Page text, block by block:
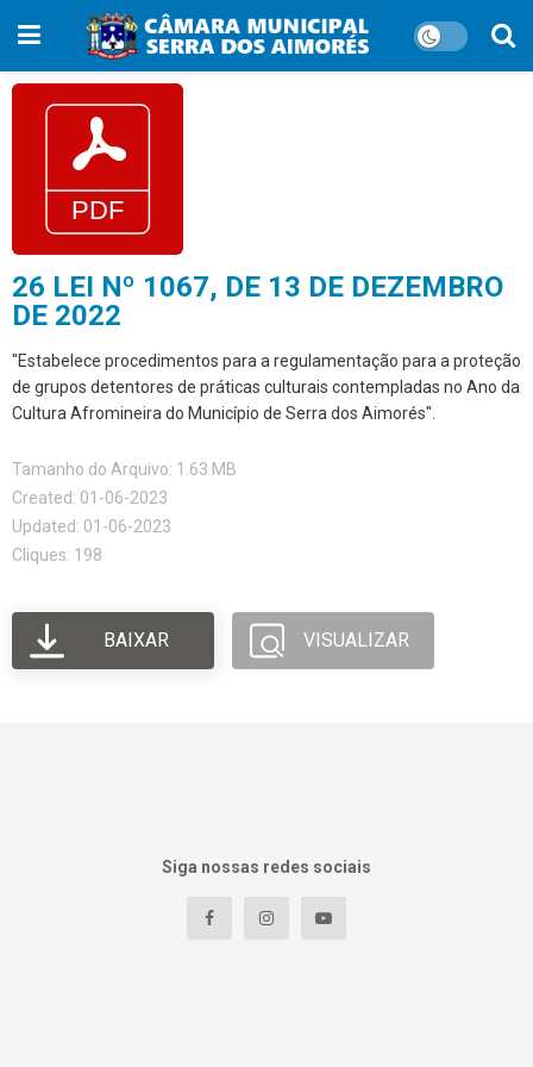
26 LEI Nº 1067, DE 13 DE DEZEMBRO
DE 2022
"Estabelece procedimentos para a regulamentação para a proteção
de grupos detentores de práticas culturais contempladas no Ano da
Cultura Afromineira do Município de Serra dos Aimorés".
Tamanho do Arquivo: 1.63 MB
Created: 01-06-2023
Updated: 01-06-2023
Cliques: 198
BAIXAR VISUALIZAR
Siga nossas redes sociais